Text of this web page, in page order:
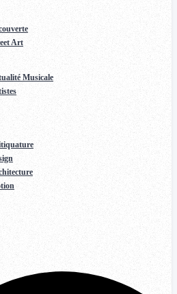
Art
Musicale